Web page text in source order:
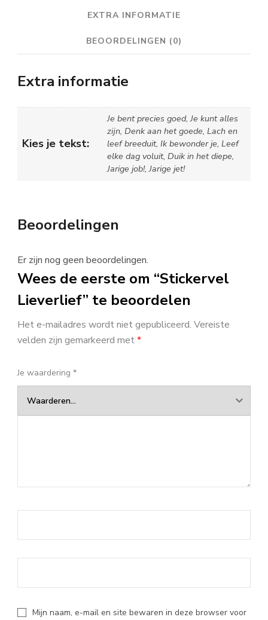
EXTRA INFORMATIE
BEOORDELINGEN (0)
Extra informatie
Kies je tekst:
Je bent precies goed, Je kunt alles
zijn, Denk aan het goede, Lach en
leef breeduit, Ik bewonder je, Leef
elke dag voluit, Duik in het diepe,
Jarige job!, Jarige jet!
Beoordelingen
Er zijn nog geen beoordelingen.
Wees de eerste om “Stickervel
Lieverlief” te beoordelen
Het e-mailadres wordt niet gepubliceerd. Vereiste
velden zijn gemarkeerd met*
Je waardering *
Mijn naam, e-mail en site bewaren in deze browser voor